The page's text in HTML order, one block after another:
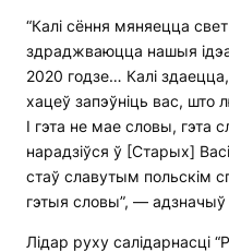
“Калі сёння мяняецца
здраджваюцца нашыя
2020 годзе… Калі
хацеў запэўніць вас, што
І гэта не мае словы, гэта
нарадзіўся ў [Старых]
стаў славутым польскім
гэтыя словы”, — адзначыў
Лідар руху салідарнасці